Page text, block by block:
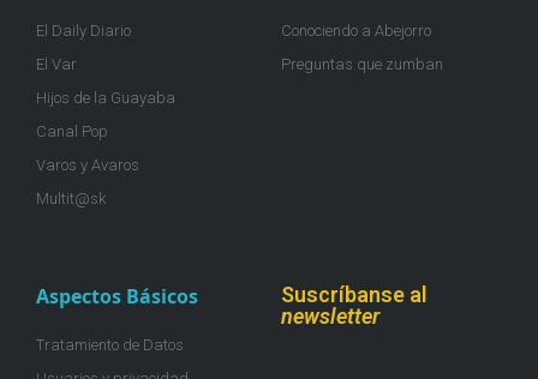
El Daily Diario
El Var
Hijos de la Guayaba
Canal Pop
Varos y Avaros
Multit@sk
Conociendo a Abejorro
Preguntas que zumban
Aspectos Básicos
Tratamiento de Datos
Suscríbanse al
newsletter